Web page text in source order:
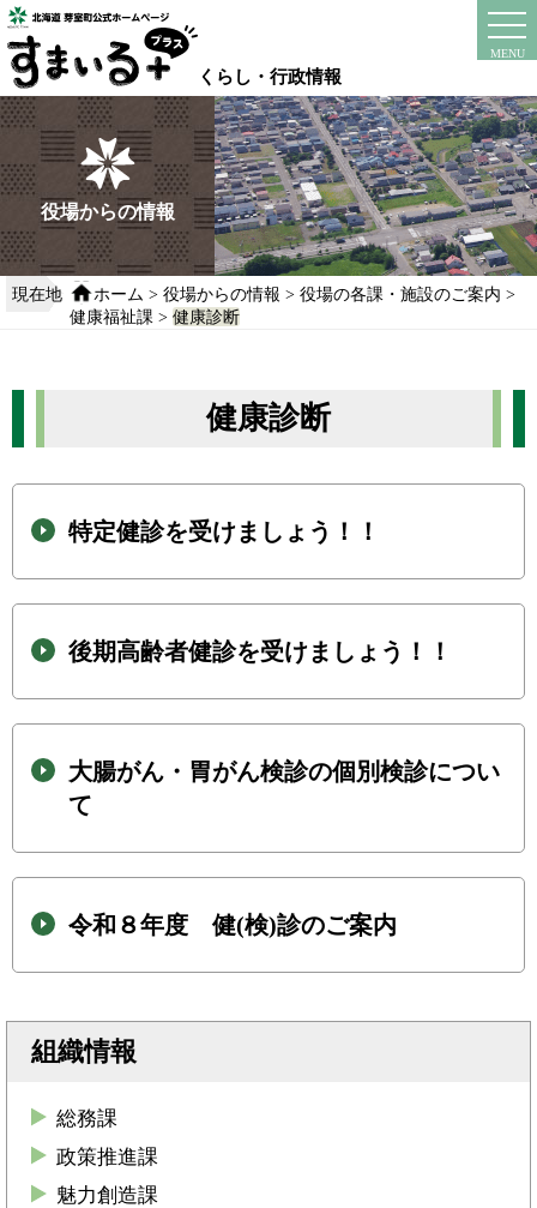
本
文
へ
移
動
る
くらし・行政情報
MENU
instagram
役場からの情報
現在地 ホーム >役場からの情報 >役場の各課・施設のご案内 >
健康福祉課 >健康診断
健康診断
特定健診を受けましょう！！
後期高齢者健診を受けましょう！！
大腸がん・胃がん検診の個別検診につい
て
令和８年度 健(検)診のご案内
組織情報
総務課
政策推進課
魅力創造課